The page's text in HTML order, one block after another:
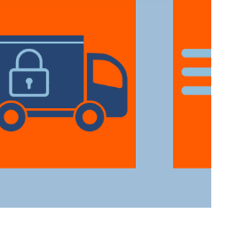
están equipados con
para asegurar que
en perfecto estado a
destino.